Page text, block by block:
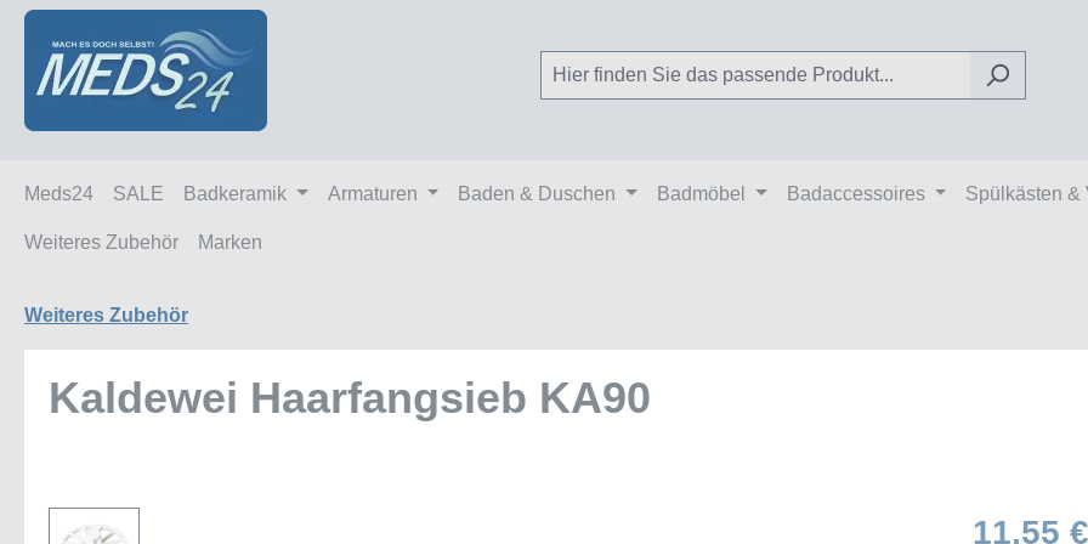
Hauptinhalt springen
Zur Suche springen
Zur Hauptnavigation springen
Meds24 SALE Badkeramik Armaturen Baden & Duschen Badmöbel Badaccessoires Spülkästen &
Weiteres Zubehör Marken
Weiteres Zubehör
Kaldewei Haarfangsieb KA90
11,55 €